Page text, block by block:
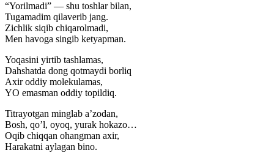
“Yorilmadi” — shu toshlar bilan,
Tugamadim qilaverib jang.
Zichlik siqib chiqarolmadi,
Men havoga singib ketyapman.
Yoqasini yirtib tashlamas,
Dahshatda dong qotmaydi borliq
Axir oddiy molekulamas,
YO emasman oddiy topildiq.
Titrayotgan minglab a’zodan,
Bosh, qo’l, oyoq, yurak hokazo…
Oqib chiqqan ohangman axir,
Harakatni aylagan bino.